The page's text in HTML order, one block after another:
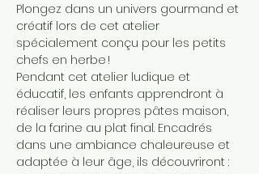
Plongez dans un univers gourmand et
créatif lors de cet atelier
spécialement conçu pour les petits
chefs en herbe !
Pendant cet atelier ludique et
éducatif, les enfants apprendront à
réaliser leurs propres pâtes maison,
de la farine au plat final. Encadrés
dans une ambiance chaleureuse et
adaptée à leur âge, ils découvriront :